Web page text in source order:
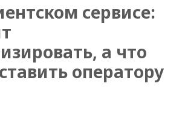
сервисе:
а что
оператору